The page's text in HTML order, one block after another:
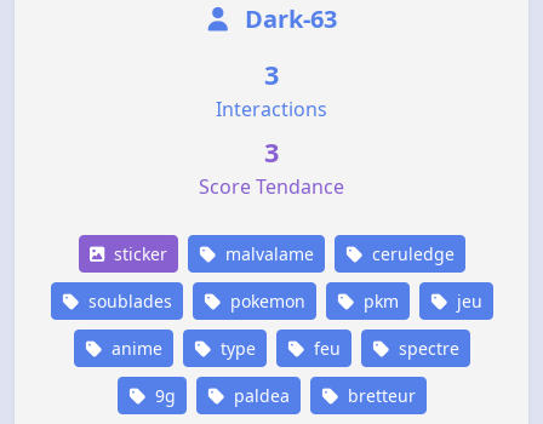
Dark-63
3
Interactions
3
Score Tendance
sticker malvalame ceruledge
soublades pokemon pkm jeu
anime type feu spectre
9g paldea bretteur